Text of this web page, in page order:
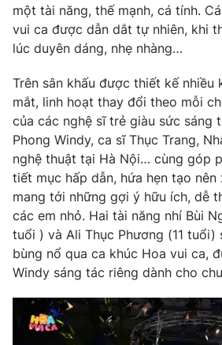
Thị trường 24h Tấm
VTV4 Vươn
VTV9 VTV8
Liên hệ tòa soạn English
THỜI BÁO VTV
Theo dõi báo trên
một tài năng, thế mạnh, cá tính.
vui ca được dẫn dắt tự nhiên, khi
lúc duyên dáng, nhẹ nhàng…
Trên sân khấu được thiết kế nhiều
mắt, linh hoạt thay đổi theo mỗi
của các nghệ sĩ trẻ giàu sức sáng
Phong Windy, ca sĩ Thục Trang,
nghệ thuật tại Hà Nội… cùng góp
tiết mục hấp dẫn, hứa hẹn tạo nên
mang tới những gợi ý hữu ích, dễ
các em nhỏ. Hai tài năng nhí Bùi
tuổi ) và Ali Thục Phương (11 tuổi)
bùng nổ qua ca khúc Hoa vui ca,
Windy sáng tác riêng dành cho